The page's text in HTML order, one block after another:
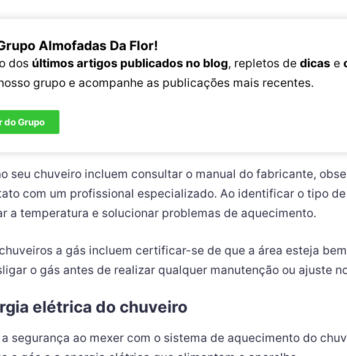
Almofadas Da Flor!
dos últimos artigos publicados no blog, repletos dedicas e
grupo e acompanhe as publicações mais recentes.
do Grupo
seu chuveiro incluem consultar o manual do fabricante,
com um profissional especializado. Ao identificar o tipo
a temperatura e solucionar problemas de aquecimento.
a gás incluem certificar-se de que a área esteja
o gás antes de realizar qualquer manutenção ou ajuste
elétrica do chuveiro
segurança ao mexer com o sistema de aquecimento do